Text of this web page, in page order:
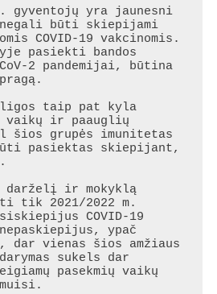
gyventojų yra jaunesni
būti skiepijami
COVID-19 vakcinomis.
pasiekti bandos
2 pandemijai, būtina
ligos taip pat kyla
vaikų ir paauglių
šios grupės imunitetas
pasiektas skiepijant,
darželį ir mokyklą
tik 2021/2022 m.
COVID-19
ypač
dar vienas šios amžiaus
sukels dar
pasekmių vaikų